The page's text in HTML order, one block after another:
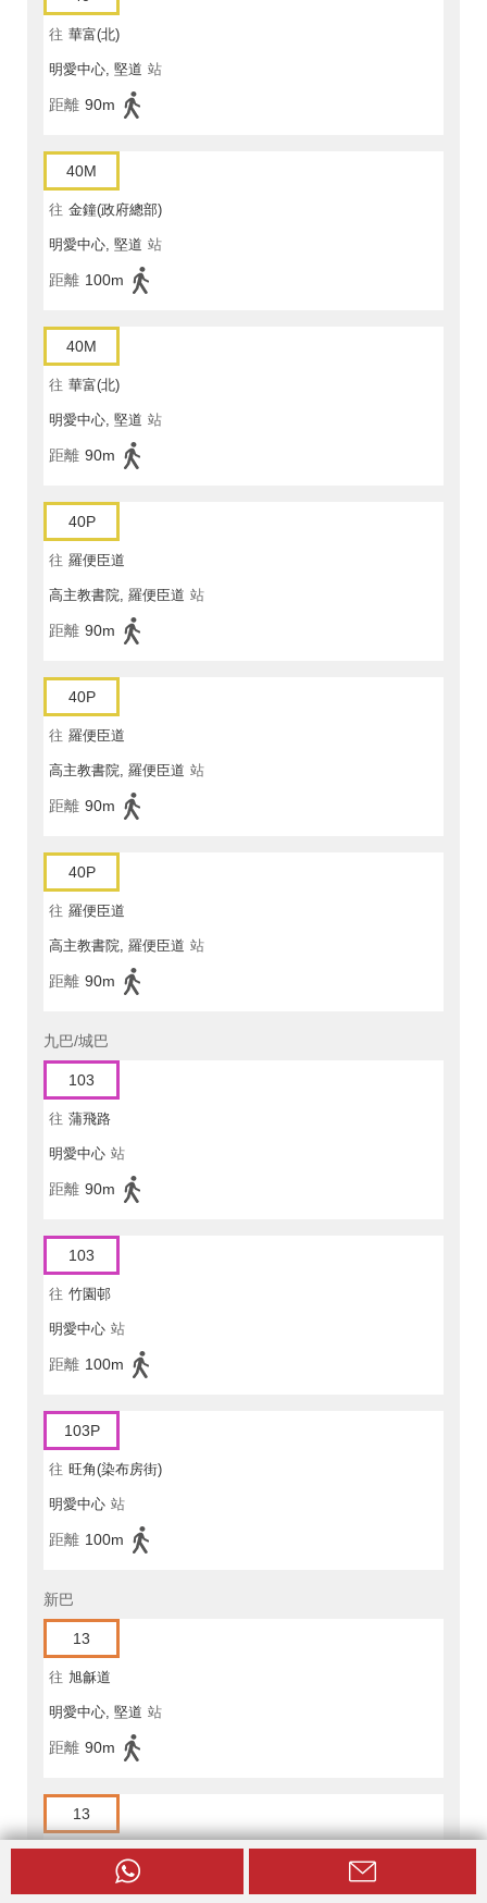
往 華富(北)
明愛中心, 堅道 站
距離 90m
40M
往 金鐘(政府總部)
明愛中心, 堅道 站
距離 100m
40M
往 華富(北)
明愛中心, 堅道 站
距離 90m
40P
往 羅便臣道
高主教書院, 羅便臣道 站
距離 90m
40P
往 羅便臣道
高主教書院, 羅便臣道 站
距離 90m
40P
往 羅便臣道
高主教書院, 羅便臣道 站
距離 90m
九巴/城巴
103
往 蒲飛路
明愛中心 站
距離 90m
103
往 竹園邨
明愛中心 站
距離 100m
103P
往 旺角(染布房街)
明愛中心 站
距離 100m
新巴
13
往 旭龢道
明愛中心, 堅道 站
距離 90m
13
往 中環(大會堂)
明愛中心, 堅道